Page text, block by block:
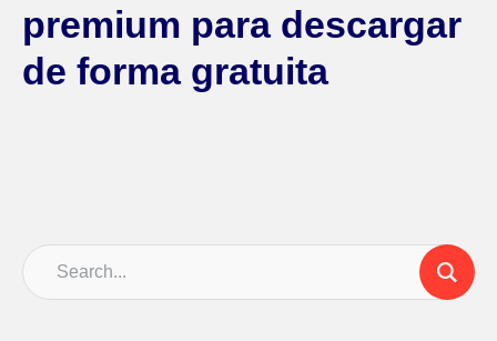
premium para descargar
de forma gratuita